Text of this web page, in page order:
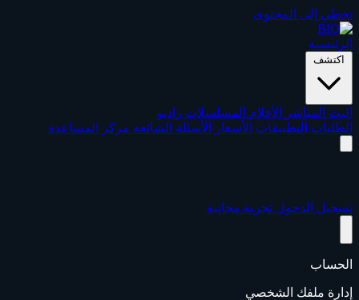
تخطي إلى المحتوى
الرئيسية
اكتشف
البث المباشر الأفلام المسلسلات راديو
الطلبات التطبيقات الأسعار الأسئلة الشائعة مركز المساعدة
تسجيل الدخول تجربة مجانية
الحساب
إدارة ملفك الشخصي